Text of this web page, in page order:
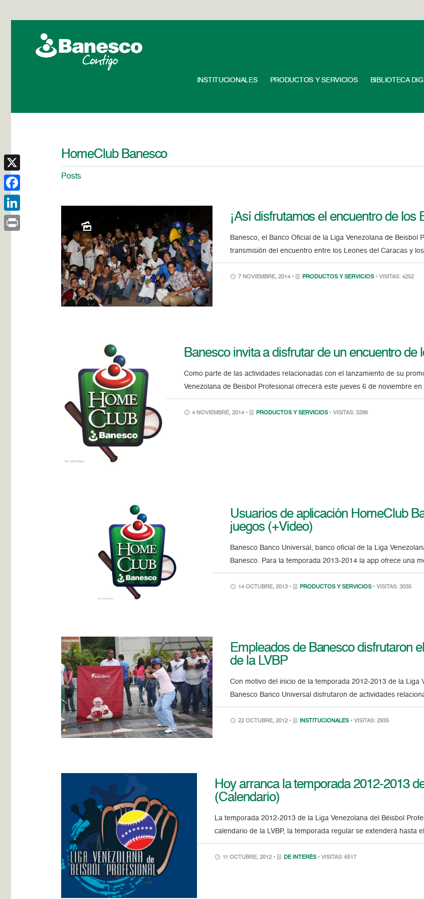
INSTITUCIONALES PRODUCTOS Y SERVICIOS BIBLIOTECA
HomeClub Banesco
Posts
¡Así disfrutamos el encuentro de los
Banesco, el Banco Oficial de la Liga Venezolana de
transmisión del encuentro entre los Leones del Caracas y
7 NOVIEMBRE, 2014 • PRODUCTOS Y SERVICIOS • VISITAS: 4252
Banesco invita a disfrutar de un encuentro de
Como parte de las actividades relacionadas con el lanzamiento de su
Venezolana de Beisbol Profesional ofrecerá este jueves 6 de noviembre
4 NOVIEMBRE, 2014 • PRODUCTOS Y SERVICIOS • VISITAS: 3296
Usuarios de aplicación HomeClub
juegos (+Video)
Banesco Banco Universal, banco oficial de la Liga
Banesco. Para la temporada 2013-2014 la app ofrece una
14 OCTUBRE, 2013 • PRODUCTOS Y SERVICIOS • VISITAS: 3035
Empleados de Banesco disfrutaron
de la LVBP
Con motivo del inicio de la temporada 2012-2013 de la Liga
Banesco Banco Universal disfrutaron de actividades
22 OCTUBRE, 2012 • INSTITUCIONALES • VISITAS: 2935
Hoy arranca la temporada 2012-2013
(Calendario)
La temporada 2012-2013 de la Liga Venezolana del Béisbol
calendario de la LVBP, la temporada regular se extenderá hasta
11 OCTUBRE, 2012 • DE INTERÉS • VISITAS: 6517
X
Facebook
LinkedIn